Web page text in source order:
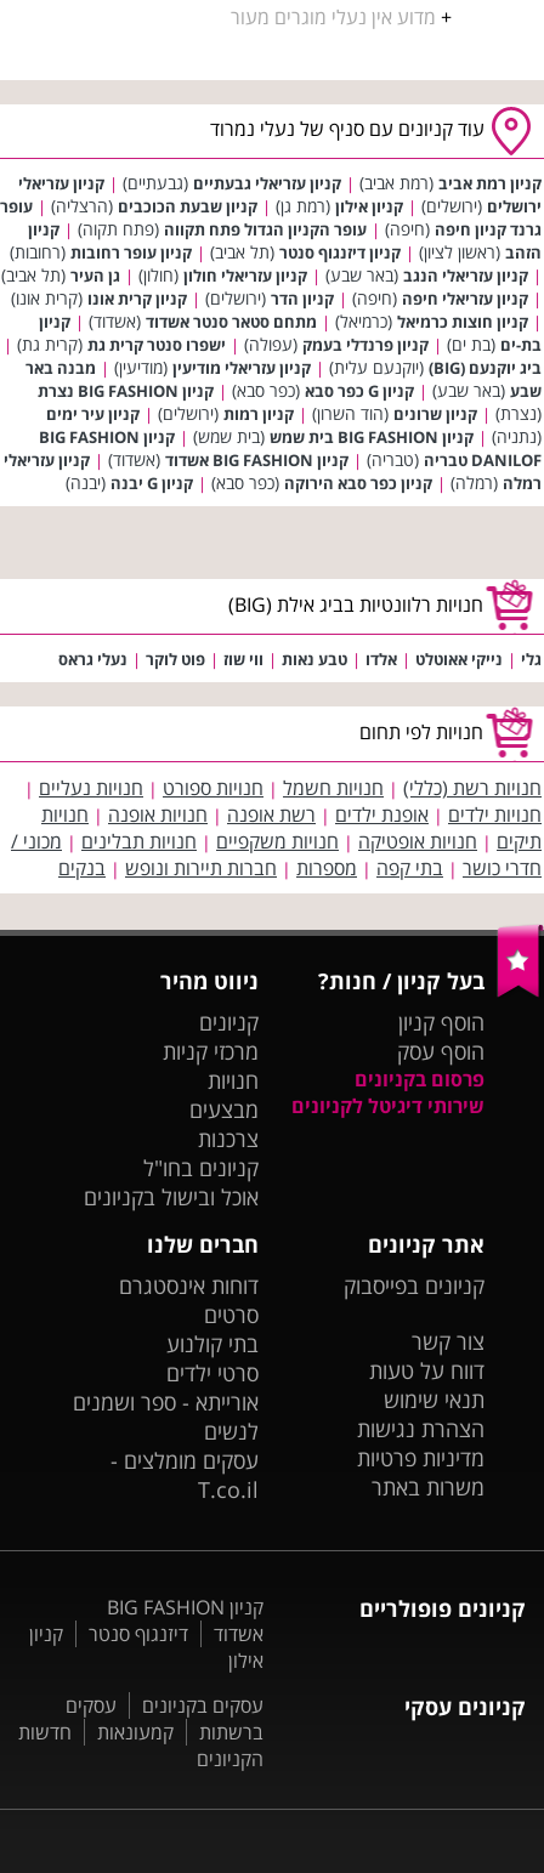
+ מדוע אין נעלי מוגרים מעור
עוד קניונים עם סניף של נעלי נמרוד
קניון רמת אביב (רמת אביב) | קניון עזריאלי גבעתיים (גבעתיים) | קניון עזריאלי
ירושלים (ירושלים) | קניון אילון (רמת גן) | קניון שבעת הכוכבים (הרצליה) | עופר
גרנד קניון חיפה (חיפה) | עופר הקניון הגדול פתח תקווה (פתח תקוה) | קניון
הזהב (ראשון לציון) | קניון דיזנגוף סנטר (תל אביב) | קניון עופר רחובות (רחובות)
| קניון עזריאלי הנגב (באר שבע) | קניון עזריאלי חולון (חולון) | גן העיר (תל אביב)
| קניון עזריאלי חיפה (חיפה) | קניון הדר (ירושלים) | קניון קרית אונו (קרית אונו)
| קניון חוצות כרמיאל (כרמיאל) | מתחם סטאר סנטר אשדוד (אשדוד) | קניון
בת-ים (בת ים) | קניון פרנדלי בעמק (עפולה) | ישפרו סנטר קרית גת (קרית גת) |
ביג יוקנעם (BIG)
(יוקנעם עלית) | קניון עזריאלי מודיעין (מודיעין) | מבנה באר
שבע (באר שבע) | קניון G כפר סבא (כפר סבא) | קניון BIG FASHION נצרת
(נצרת) | קניון שרונים (הוד השרון) | קניון רמות (ירושלים) | קניון עיר ימים
(נתניה) | קניון BIG FASHION בית שמש (בית שמש) |
קניון BIG FASHION
DANILOF טבריה
(טבריה) | קניון BIG FASHION אשדוד (אשדוד) | קניון עזריאלי
רמלה (רמלה) | קניון כפר סבא הירוקה (כפר סבא) | קניון G יבנה (יבנה)
חנויות רלוונטיות בביג אילת (BIG)
גלי | נייקי אאוטלט | אלדו | טבע נאות | ווי שוז | פוט לוקר | נעלי גראס
חנויות לפי תחום
חנויות רשת (כללי) | חנויות חשמל | חנויות ספורט | חנויות נעליים |
חנויות ילדים | אופנת ילדים | רשת אופנה | חנויות אופנה | חנויות
תיקים | חנויות אופטיקה | חנויות משקפיים | חנויות תבלינים | מכוני /
חדרי כושר | בתי קפה | מספרות | חברות תיירות ונופש | בנקים
בעל קניון / חנות?
הוסף קניון
הוסף עסק
פרסום בקניונים
שירותי דיגיטל לקניונים
ניווט מהיר
קניונים
מרכזי קניות
חנויות
מבצעים
צרכנות
קניונים בחו"ל
אוכל ובישול בקניונים
אתר קניונים
קניונים בפייסבוק
צור קשר
דווח על טעות
תנאי שימוש
הצהרת נגישות
מדיניות פרטיות
משרות באתר
חברים שלנו
דוחות אינסטגרם
סרטים
בתי קולנוע
סרטי ילדים
אורייתא - ספר ושמנים
לנשים
עסקים מומלצים -
T.co.il
קניונים פופולריים
קניון BIG FASHION
אשדוד
דיזנגוף סנטר
קניון
אילון
קניונים עסקי עסקים בקניונים
עסקים
ברשתות
קמעונאות
חדשות
הקניונים